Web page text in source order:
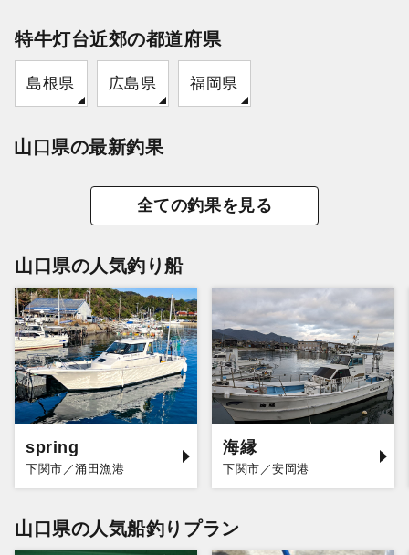
特牛灯台近郊の都道府県
島根県 広島県 福岡県
山口県の最新釣果
全ての釣果を見る
山口県の人気釣り船
spring
下関市／涌田漁港
海縁
下関市／安岡港
山口県の人気船釣りプラン